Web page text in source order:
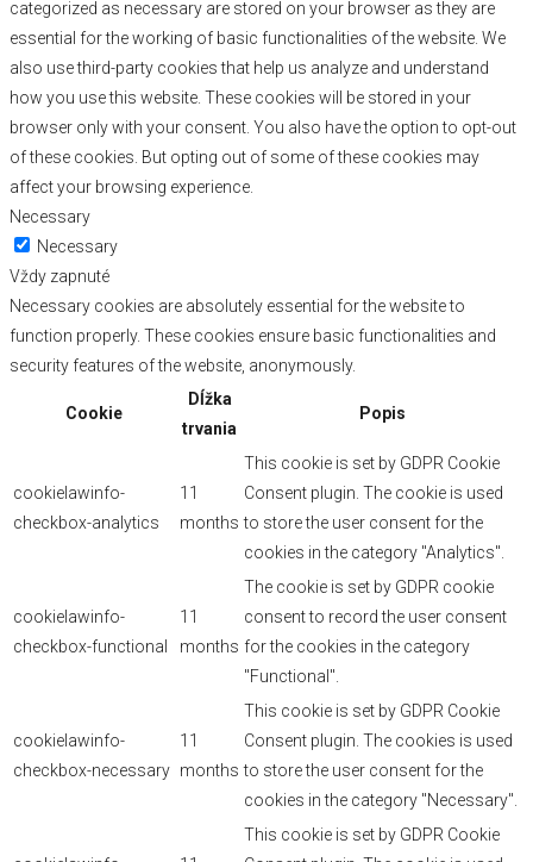
categorized as necessary are stored on your browser as they are
essential for the working of basic functionalities of the website. We
also use third-party cookies that help us analyze and understand
how you use this website. These cookies will be stored in your
browser only with your consent. You also have the option to opt-out
of these cookies. But opting out of some of these cookies may
affect your browsing experience.
Necessary
Necessary
Vždy zapnuté
Necessary cookies are absolutely essential for the website to
function properly. These cookies ensure basic functionalities and
security features of the website, anonymously.
Cookie
Dĺžka
trvania
Popis
cookielawinfo-
checkbox-analytics
11
months
This cookie is set by GDPR Cookie
Consent plugin. The cookie is used
to store the user consent for the
cookies in the category "Analytics".
cookielawinfo-
checkbox-functional
11
months
The cookie is set by GDPR cookie
consent to record the user consent
for the cookies in the category
"Functional".
cookielawinfo-
checkbox-necessary
11
months
This cookie is set by GDPR Cookie
Consent plugin. The cookies is used
to store the user consent for the
cookies in the category "Necessary".
This cookie is set by GDPR Cookie